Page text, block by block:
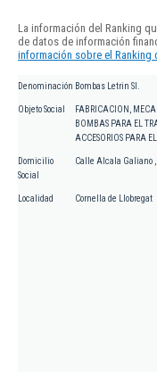
La información del Ranking
de datos de información
información sobre el Ranking
Denominación Bombas Letrin Sl.
Objeto Social
FABRICACION,
BOMBAS PARA EL
ACCESORIOS PARA
Domicilio
Social
Calle Alcala Galiano ,
Localidad Cornella de Llobregat